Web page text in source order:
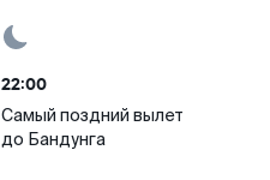
22:00
Самый поздний вылет
до Бандунга